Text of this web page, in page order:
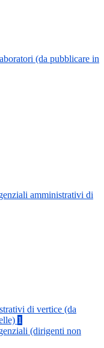
(da pubblicare in
amministrativi di
di vertice (da
1
(dirigenti non